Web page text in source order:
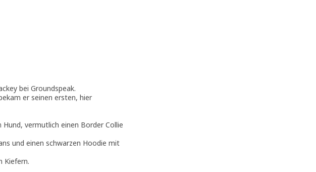
bei Groundspeak.
er seinen ersten, hier
Hund, vermutlich einen Border Collie
und einen schwarzen Hoodie mit
Kiefern.